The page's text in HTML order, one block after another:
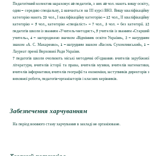
Педагогічний колектив нараховує 46 педагогів, з них 46 чол. мають вищу освіту,
один – середню спеціальну, 1 навчається на ІІІ курсі ВНЗ. Вищу кваліфікаційну
категорію мають 23 чол., І кваліфікаційну категорію – 12 чол., ІІ кваліфікаційну
категорію – 5 чол., категорію «спеціаліст» – 7 чол., 3 чол. – без категорії. 12
педагогів школи із званням «Учитель-методист», 5 учителів із званням «Старший
учитель», 4 – нагороджено значком «Відмінник освіти України», 2 – нагрудним
знаком «А. С. Макаренко», 1 – нагрудним знаком «Василь Сухомлинський», 1 –
Лауреат премії Верховної Ради України.
7 педагогів школи очолюють міські методичні об’єднання: вчителів зарубіжної
літератури; вчителів історії та права; вчителів музики; вчителів математики;
вчителів інформатики; вчителів географії та економіки; заступників директорів з
виховної роботи, педагогів-організаторів і класних керівників.
Забезпечення харчуванням
На період воєнного стану харчування в закладі не організоване.